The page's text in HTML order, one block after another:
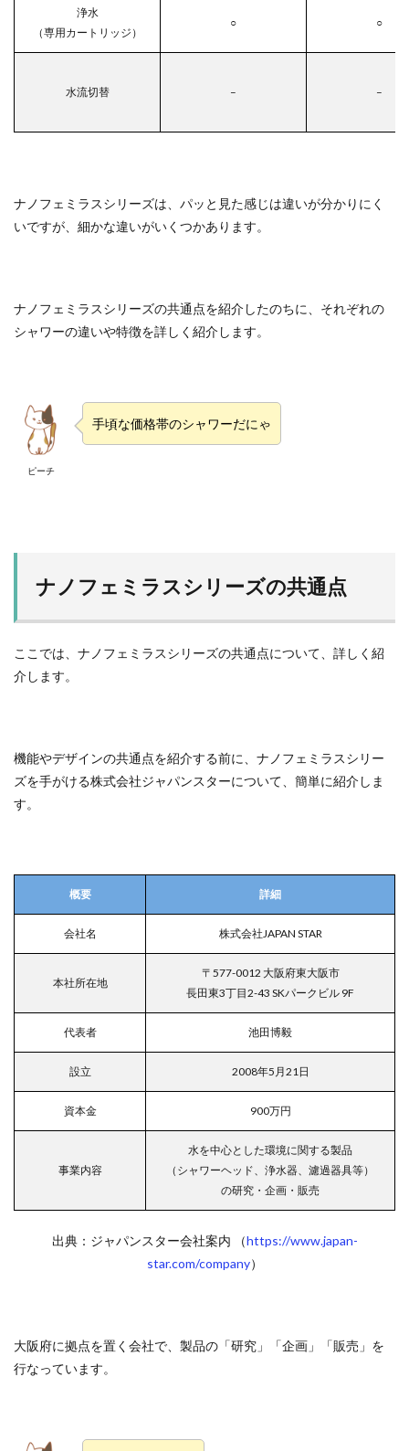
浄水
（専用カートリッジ）
○ ○
水流切替 – –
ナノフェミラスシリーズは、パッと見た感じは違いが分かりにく
いですが、細かな違いがいくつかあります。
ナノフェミラスシリーズの共通点を紹介したのちに、それぞれの
シャワーの違いや特徴を詳しく紹介します。
ピーチ
手頃な価格帯のシャワーだにゃ
ナノフェミラスシリーズの共通点
ここでは、ナノフェミラスシリーズの共通点について、詳しく紹
介します。
機能やデザインの共通点を紹介する前に、ナノフェミラスシリー
ズを手がける株式会社ジャパンスターについて、簡単に紹介しま
す。
概要 詳細
会社名 株式会社JAPAN STAR
本社所在地
〒577-0012 大阪府東大阪市
長田東3丁目2-43 SKパークビル 9F
代表者 池田博毅
設立 2008年5月21日
資本金 900万円
事業内容
水を中心とした環境に関する製品
（シャワーヘッド、浄水器、濾過器具等）
の研究・企画・販売
出典：ジャパンスター会社案内 （https://www.japan-
star.com/company）
大阪府に拠点を置く会社で、製品の「研究」「企画」「販売」を
行なっています。